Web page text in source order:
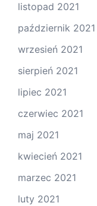
listopad 2021
październik 2021
wrzesień 2021
sierpień 2021
lipiec 2021
czerwiec 2021
maj 2021
kwiecień 2021
marzec 2021
luty 2021